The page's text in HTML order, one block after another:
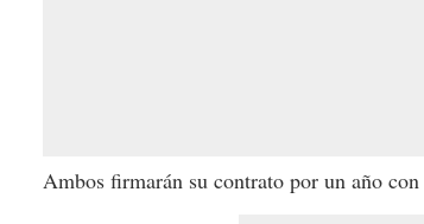
Ambos firmarán su contrato por un año con